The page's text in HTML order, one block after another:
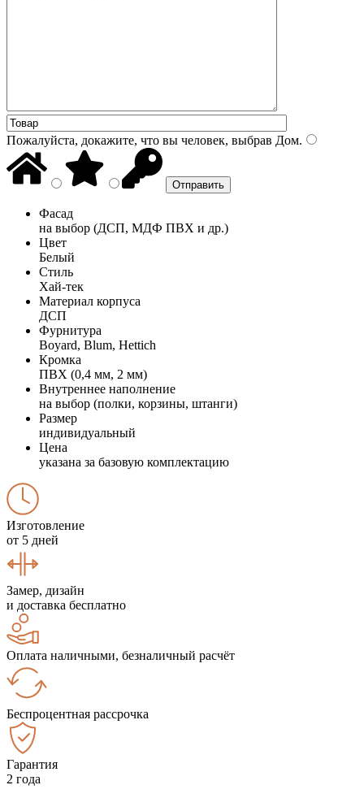
Пожалуйста, докажите, что вы человек, выбрав Дом.
Фасад
на выбор (ДСП, МДФ ПВХ и др.)
Цвет
Белый
Стиль
Хай-тек
Материал корпуса
ДСП
Фурнитура
Boyard, Blum, Hettich
Кромка
ПВХ (0,4 мм, 2 мм)
Внутреннее наполнение
на выбор (полки, корзины, штанги)
Размер
индивидуальный
Цена
указана за базовую комплектацию
Изготовление
от 5 дней
Замер, дизайн
и доставка бесплатно
Оплата наличными, безналичный расчёт
Беспроцентная рассрочка
Гарантия
2 года